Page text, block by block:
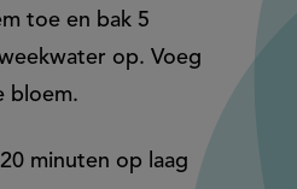
toe en bak 5
op. Voeg
bloem.
minuten op laag